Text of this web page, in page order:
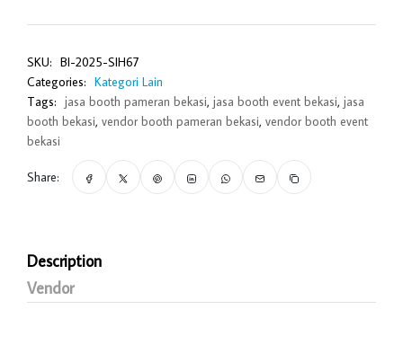
SKU: BI-2025-SIH67
Categories: Kategori Lain
Tags: jasa booth pameran bekasi, jasa booth event bekasi, jasa
booth bekasi, vendor booth pameran bekasi, vendor booth event
bekasi
Share:
Description
Vendor